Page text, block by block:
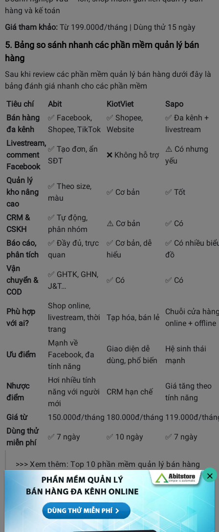
hàng và kế toán
Giá tham khảo: Từ 199.000đ/tháng | Dùng thử 15 ngày
5. Bảng so sánh nhanh các phần mềm quản lý bán
hàng
Sau khi review các phần mềm quản lý bán hàng dưới đây là
bảng đánh giá nhanh cho các phần mềm
Tiêu chí
Abit KiotViet
Sapo
Bán hàng
đa kênh
✅ Facebook,
Shopee, TikTok
✅ Shopee,
Website
✅ Đa kênh +
livestream
Livestream,
comment
Facebook
✅ Tạo đơn, ẩn
SĐT
❌ Không hỗ trợ
⚠️ Có nhưng
yếu
Quản lý
kho nâng
cao
✅ Theo size,
màu
✅ Cơ bản ✅ Tốt
CRM &
CSKH
✅ Tự động,
phân nhóm
⚠️ Cơ bản ✅ Có
Báo cáo,
phân tích
✅ Đầy đủ, trực
quan
✅ Cơ bản, dễ
hiểu
✅ Có nhiều
đồ
Vận
chuyển &
COD
✅ GHTK, GHN,
J&T…
✅ Có ✅ Có
Phù hợp
với ai?
Shop online,
livestream, thời
trang
Tạp hóa, bán lẻ
Chuỗi cửa
online + offline
Ưu điểm
Mạnh về
Facebook, đa
tính năng
Giao diện dễ
dùng, phổ biến
Hệ sinh thái
mạnh
Nhược
điểm
Hơi nhiều tính
năng với người
mới
CRM hạn chế
Giá tăng theo
tính năng
Giá từ 150.000đ/tháng 180.000đ/tháng 119.000đ/
Dùng thử
miễn phí
✅ 7 ngày ✅ 10 ngày ✅ 7 ngày
>>> Xem thêm: Top 10 phần mềm quản lý bán hàng
giá rẻ và tốt nhất hiện nay
Gợi ý sử dụng các phần mềm hợp lý nhất
→ Shop thời trang, livestream Facebook, bán đa nền
×